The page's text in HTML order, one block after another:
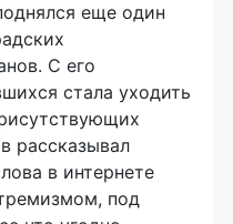
еще один
С его
стала уходить
рассказывал
в интернете
под